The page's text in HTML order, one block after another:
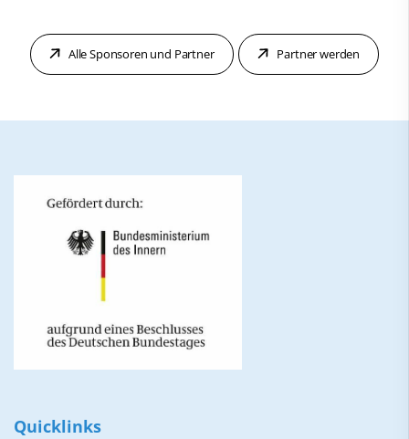
Alle Sponsoren und Partner Partner werden
Quicklinks